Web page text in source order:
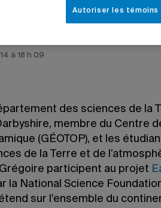
à 18 h 09
des sciences de la
membre du Centre
(GÉOTOP), et les
de la Terre et de
participent au projet
la National Science
sur l’ensemble du
Autoriser les témoins